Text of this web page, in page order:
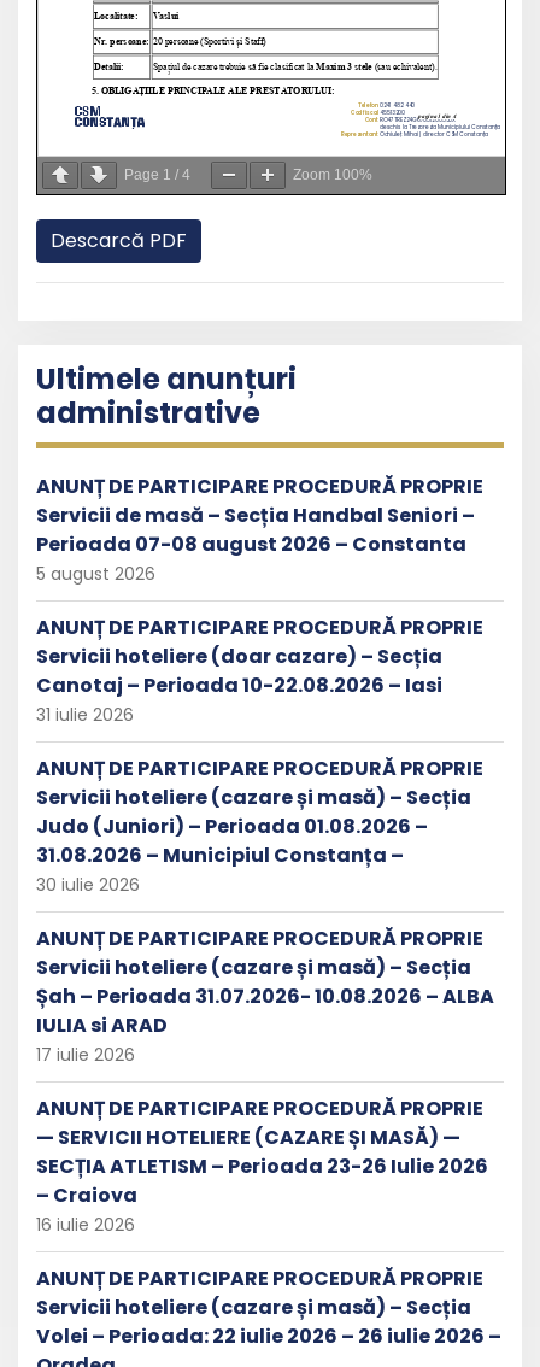
Page 1 / 4 Zoom 100%
Descarcă PDF
Ultimele anunțuri
administrative
ANUNȚ DE PARTICIPARE PROCEDURĂ PROPRIE
Servicii de masă – Secția Handbal Seniori –
Perioada 07-08 august 2026 – Constanta
5 august 2026
ANUNȚ DE PARTICIPARE PROCEDURĂ PROPRIE
Servicii hoteliere (doar cazare) – Secția
Canotaj – Perioada 10-22.08.2026 – Iasi
31 iulie 2026
ANUNȚ DE PARTICIPARE PROCEDURĂ PROPRIE
Servicii hoteliere (cazare și masă) – Secția
Judo (Juniori) – Perioada 01.08.2026 –
31.08.2026 – Municipiul Constanța –
30 iulie 2026
ANUNȚ DE PARTICIPARE PROCEDURĂ PROPRIE
Servicii hoteliere (cazare și masă) – Secția
Șah – Perioada 31.07.2026- 10.08.2026 – ALBA
IULIA si ARAD
17 iulie 2026
ANUNȚ DE PARTICIPARE PROCEDURĂ PROPRIE
— SERVICII HOTELIERE (CAZARE ȘI MASĂ) —
SECȚIA ATLETISM – Perioada 23-26 Iulie 2026
– Craiova
16 iulie 2026
ANUNȚ DE PARTICIPARE PROCEDURĂ PROPRIE
Servicii hoteliere (cazare și masă) – Secția
Volei – Perioada: 22 iulie 2026 – 26 iulie 2026 –